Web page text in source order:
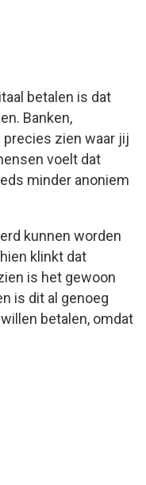
betalen is dat
Banken,
zien waar jij
voelt dat
minder anoniem
kunnen worden
klinkt dat
is het gewoon
is dit al genoeg
betalen, omdat